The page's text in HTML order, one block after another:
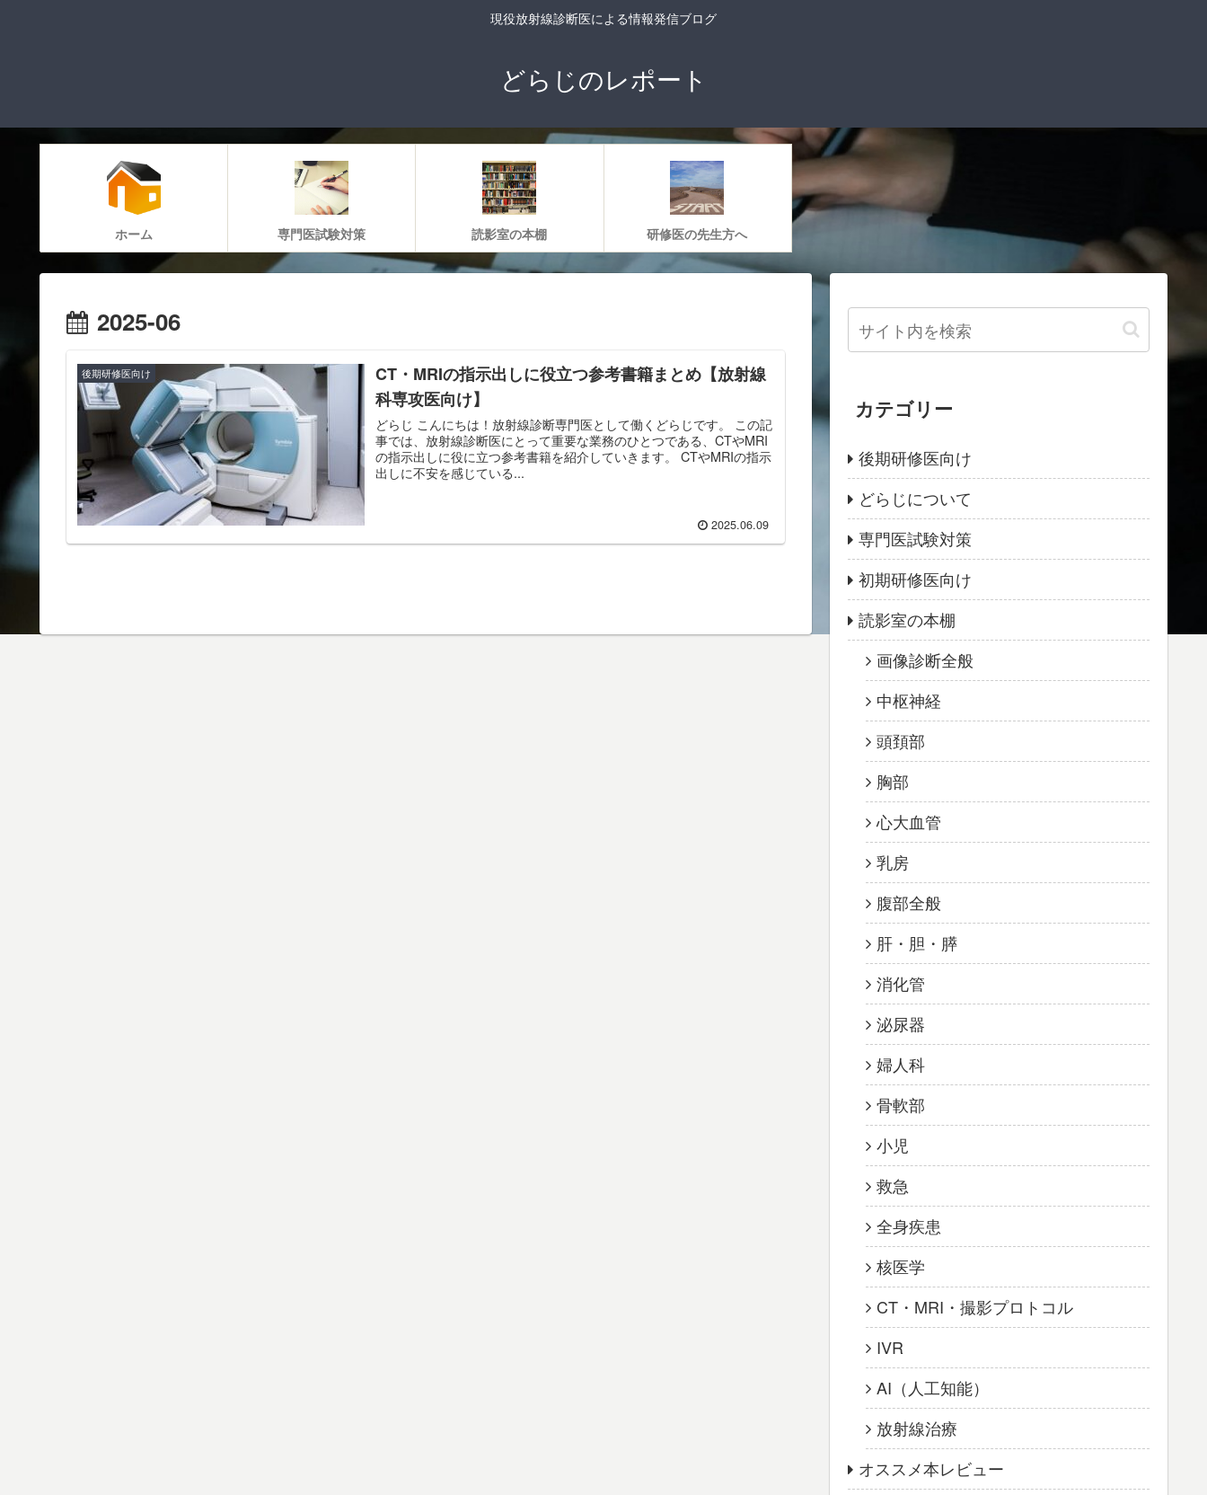
現役放射線診断医による情報発信ブログ
どらじのレポート
ホーム 専門医試験対策 読影室の本棚 研修医の先生方へ
2025-06
後期研修医向け
CT・MRIの指示出しに役立つ参考書籍まとめ【放射線
科専攻医向け】
どらじ こんにちは！放射線診断専門医として働くどらじです。 この記
事では、放射線診断医にとって重要な業務のひとつである、CTやMRI
の指示出しに役に立つ参考書籍を紹介していきます。 CTやMRIの指示
出しに不安を感じている...
2025.06.09
カテゴリー
後期研修医向け
どらじについて
専門医試験対策
初期研修医向け
読影室の本棚
画像診断全般
中枢神経
頭頚部
胸部
心大血管
乳房
腹部全般
肝・胆・膵
消化管
泌尿器
婦人科
骨軟部
小児
救急
全身疾患
核医学
CT・MRI・撮影プロトコル
IVR
AI（人工知能）
放射線治療
オススメ本レビュー